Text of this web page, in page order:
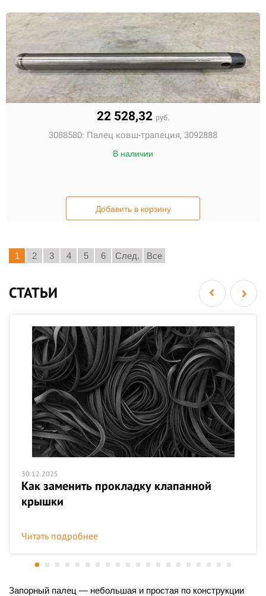
22 528,32 руб.
3088580: Палец ковш-трапеция, 3092888
В наличии
Добавить в корзину
1 2 3 4 5 6 След. Все
СТАТЬИ
30.12.2025
Как заменить прокладку клапанной
крышки
Читать подробнее
Запорный палец — небольшая и простая по конструкции